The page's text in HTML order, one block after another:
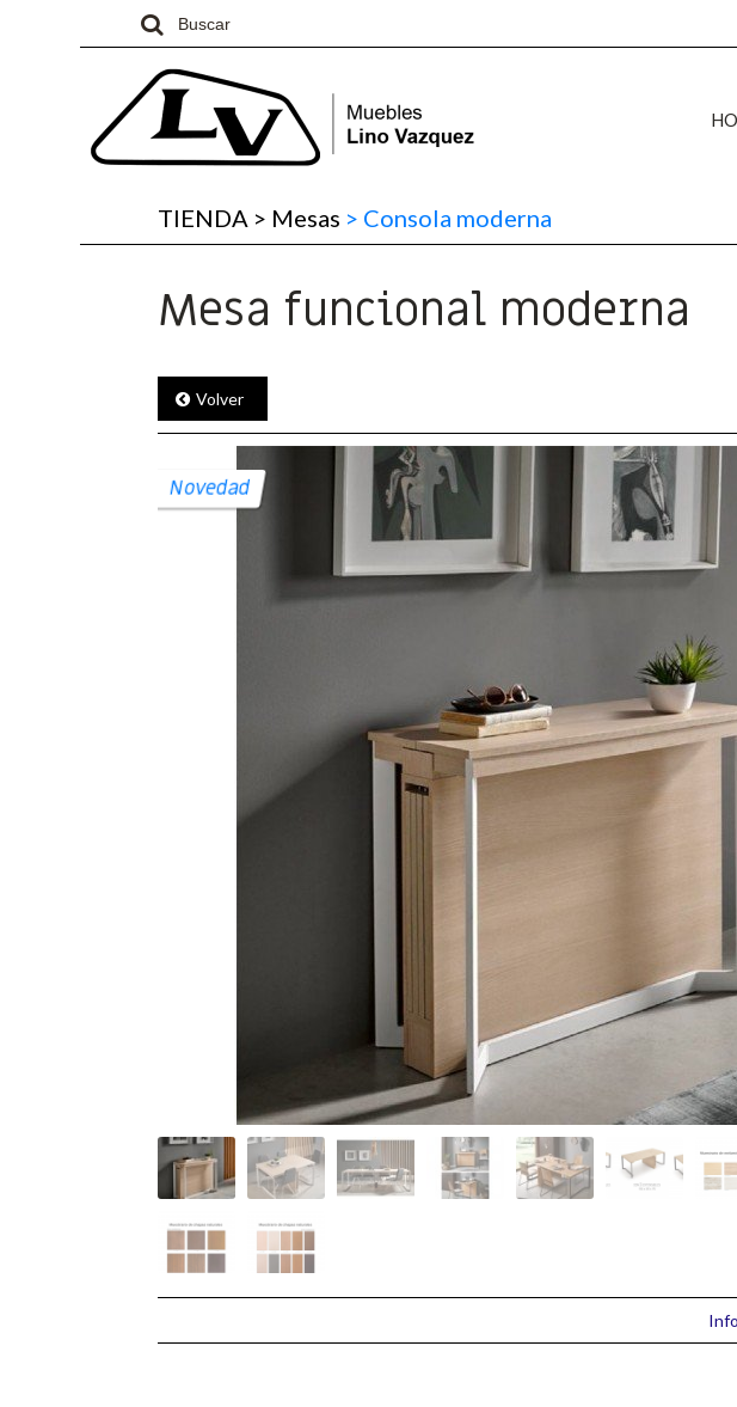
TIENDA > Mesas > Consola moderna
Mesa funcional moderna
Volver
Novedad